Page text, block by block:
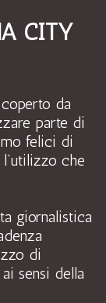
CITY
da
parte di
felici di
che
giornalistica
di
sensi della